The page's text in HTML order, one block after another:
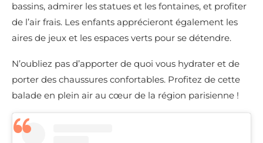
bassins, admirer les statues et les fontaines, et profiter
de l’air frais. Les enfants apprécieront également les
aires de jeux et les espaces verts pour se détendre.
N’oubliez pas d’apporter de quoi vous hydrater et de
porter des chaussures confortables. Profitez de cette
balade en plein air au cœur de la région parisienne !